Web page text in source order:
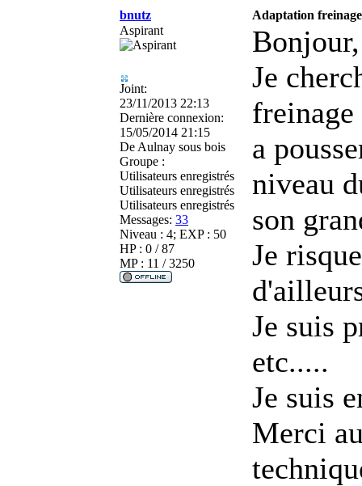
bnutz
Adaptation
Aspirant
Joint:
23/11/2013 22:13
Dernière connexion:
15/05/2014 21:15
De Aulnay sous bois
Groupe :
Utilisateurs enregistrés
Utilisateurs enregistrés
Utilisateurs enregistrés
Messages: 33
Niveau : 4; EXP : 50
HP : 0 / 87
MP : 11 / 3250
Bonjour,
Je
a
niveau
son
Je
Je suis
etc.....
Je suis
Merci